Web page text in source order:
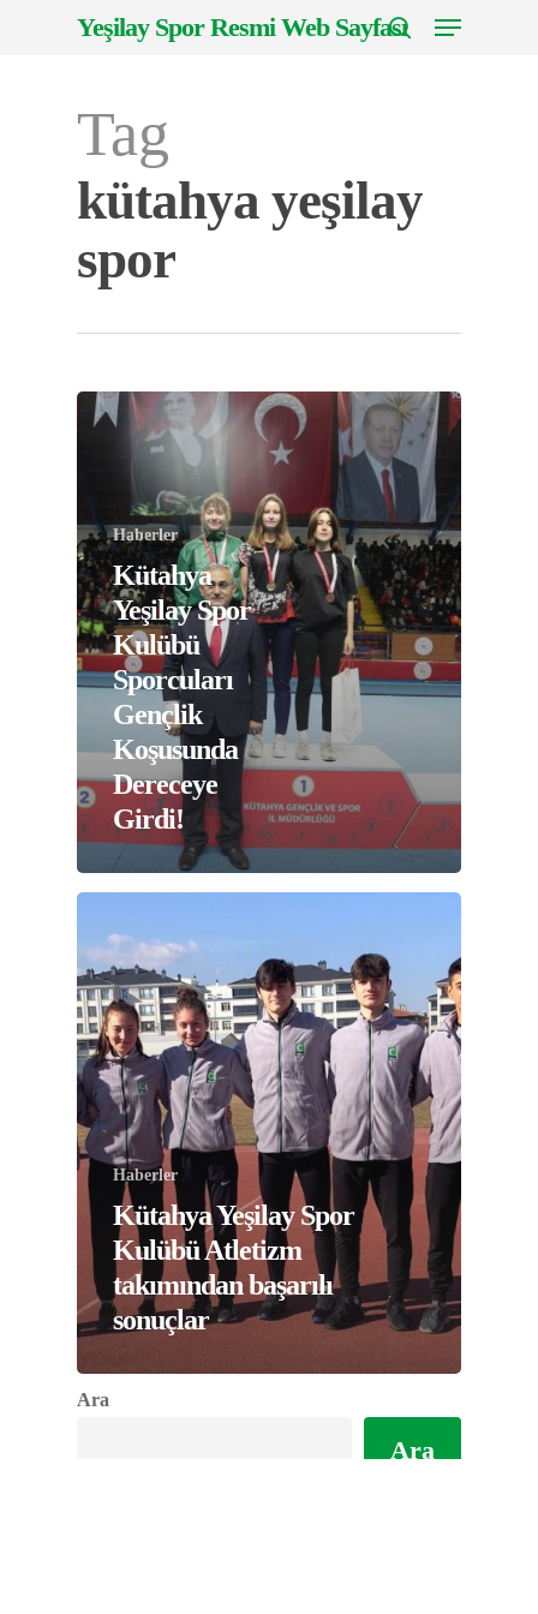
Yeşilay Spor Resmi Web Sayfası Menu
Tag
kütahya yeşilay
spor
Haberler
Kütahya
Yeşilay Spor
Kulübü
Sporcuları
Gençlik
Koşusunda
Dereceye
Girdi!
Haberler
Kütahya Yeşilay Spor
Kulübü Atletizm
takımından başarılı
sonuçlar
Ara
Ara